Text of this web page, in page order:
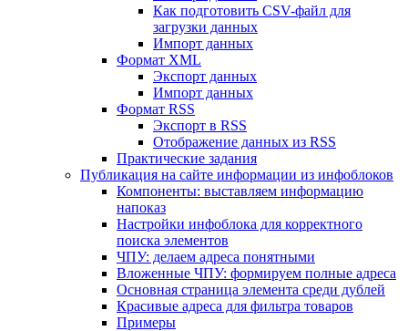
Как подготовить CSV-файл для
загрузки данных
Импорт данных
Формат XML
Экспорт данных
Импорт данных
Формат RSS
Экспорт в RSS
Отображение данных из RSS
Практические задания
Публикация на сайте информации из инфоблоков
Компоненты: выставляем информацию
напоказ
Настройки инфоблока для корректного
поиска элементов
ЧПУ: делаем адреса понятными
Вложенные ЧПУ: формируем полные адреса
Основная страница элемента среди дублей
Красивые адреса для фильтра товаров
Примеры